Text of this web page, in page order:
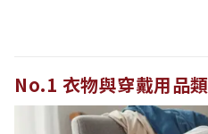
No.1 衣物與穿戴用品類